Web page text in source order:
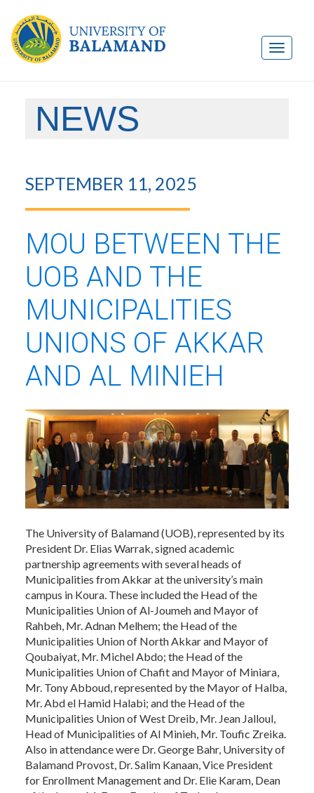
NEWS
SEPTEMBER 11, 2025
MOU BETWEEN THE
UOB AND THE
MUNICIPALITIES
UNIONS OF AKKAR
AND AL MINIEH
The University of Balamand (UOB), represented by its
President Dr. Elias Warrak, signed academic
partnership agreements with several heads of
Municipalities from Akkar at the university’s main
campus in Koura. These included the Head of the
Municipalities Union of Al-Joumeh and Mayor of
Rahbeh, Mr. Adnan Melhem; the Head of the
Municipalities Union of North Akkar and Mayor of
Qoubaiyat, Mr. Michel Abdo; the Head of the
Municipalities Union of Chafit and Mayor of Miniara,
Mr. Tony Abboud, represented by the Mayor of Halba,
Mr. Abd el Hamid Halabi; and the Head of the
Municipalities Union of West Dreib, Mr. Jean Jalloul,
Head of Municipalities of Al Minieh, Mr. Toufic Zreika.
Also in attendance were Dr. George Bahr, University of
Balamand Provost, Dr. Salim Kanaan, Vice President
for Enrollment Management and Dr. Elie Karam, Dean